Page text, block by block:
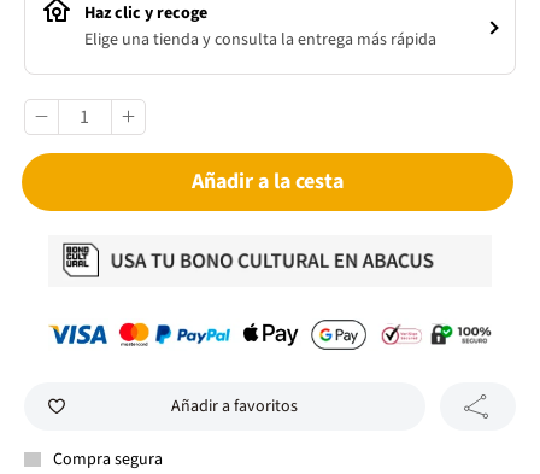
Haz clic y recoge
Elige una tienda y consulta la entrega más rápida
Añadir a la cesta
Añadir a favoritos
Compra segura